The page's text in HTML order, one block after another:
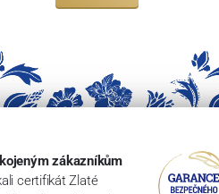
zákazníkům
certifikát Zlaté